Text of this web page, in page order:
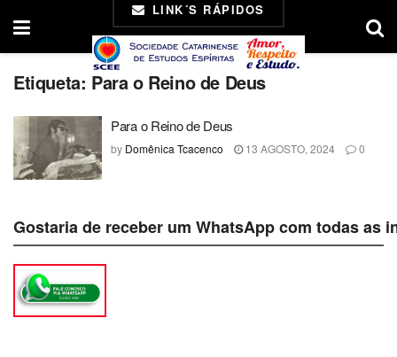
LINK´S RÁPIDOS
Etiqueta: Para o Reino de Deus
Para o Reino de Deus
by Domênica Tcacenco 13 AGOSTO, 2024 0
Gostaria de receber um WhatsApp com todas